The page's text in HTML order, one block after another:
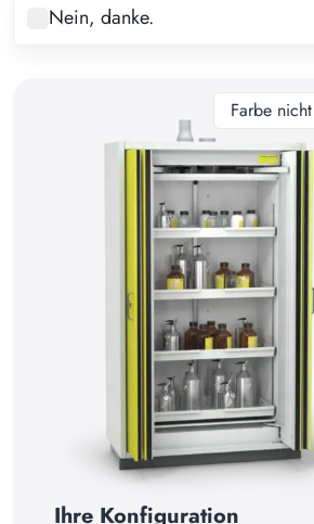
9Nein, danke.
Farbe
Ihre Konfiguration